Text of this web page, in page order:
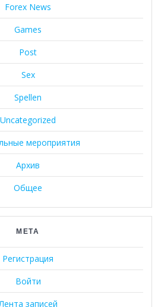
Forex News
Games
Post
Sex
Spellen
Uncategorized
мероприятия
Архив
Общее
МЕТА
Регистрация
Войти
Лента записей